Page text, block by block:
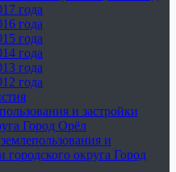
года
года
года
года
года
года
и застройки
Город Орёл
и
городского округа Город